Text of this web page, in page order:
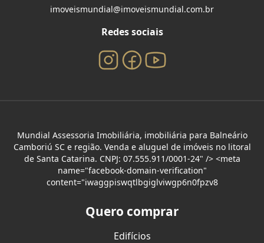
imoveismundial@imoveismundial.com.br
Redes sociais
Mundial Assessoria Imobiliária, imobiliária para Balneário
Camboriú SC e região. Venda e aluguel de imóveis no litoral
de Santa Catarina. CNPJ: 07.555.911/0001-24" /> <meta
name="facebook-domain-verification"
content="iwaggpiswqtlbgiglviwgp6n0fpzv8
Quero comprar
Edifícios